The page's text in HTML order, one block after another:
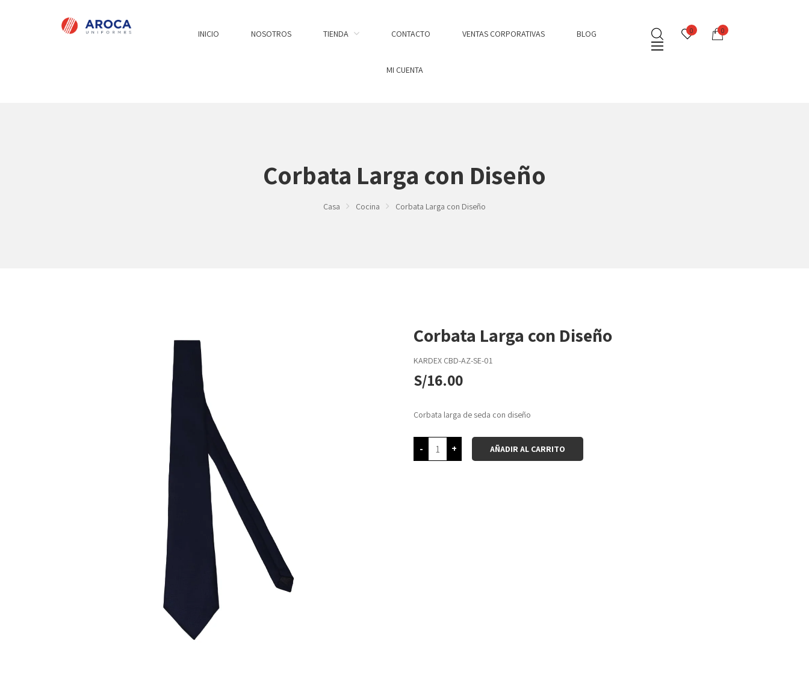
INICIO NOSOTROS TIENDA CONTACTO VENTAS CORPORATIVAS BLOG
MI CUENTA
0 0
Corbata Larga con Diseño
Casa Cocina Corbata Larga con Diseño
Corbata Larga con Diseño
KARDEX CBD-AZ-SE-01
S/16.00
Corbata larga de seda con diseño
- + AÑADIR AL CARRITO